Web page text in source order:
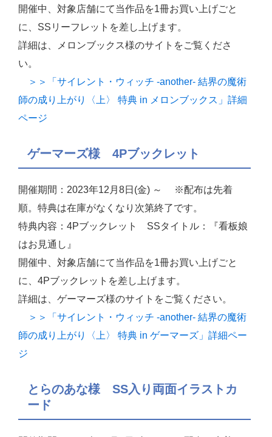
開催中、対象店舗にて当作品を1冊お買い上げごと
に、SSリーフレットを差し上げます。
詳細は、メロンブックス様のサイトをご覧くださ
い。
＞＞「サイレント・ウィッチ -another- 結界の魔術
師の成り上がり〈上〉 特典 in メロンブックス」詳細
ページ
ゲーマーズ様 4Pブックレット
開催期間：2023年12月8日(金) ～ ※配布は先着
順。特典は在庫がなくなり次第終了です。
特典内容：4Pブックレット SSタイトル：『看板娘
はお見通し』
開催中、対象店舗にて当作品を1冊お買い上げごと
に、4Pブックレットを差し上げます。
詳細は、ゲーマーズ様のサイトをご覧ください。
＞＞「サイレント・ウィッチ -another- 結界の魔術
師の成り上がり〈上〉 特典 in ゲーマーズ」詳細ペー
ジ
とらのあな様 SS入り両面イラストカ
ード